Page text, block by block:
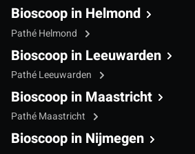
Bioscoop in Helmond
Pathé Helmond
Bioscoop in Leeuwarden
Pathé Leeuwarden
Bioscoop in Maastricht
Pathé Maastricht
Bioscoop in Nijmegen